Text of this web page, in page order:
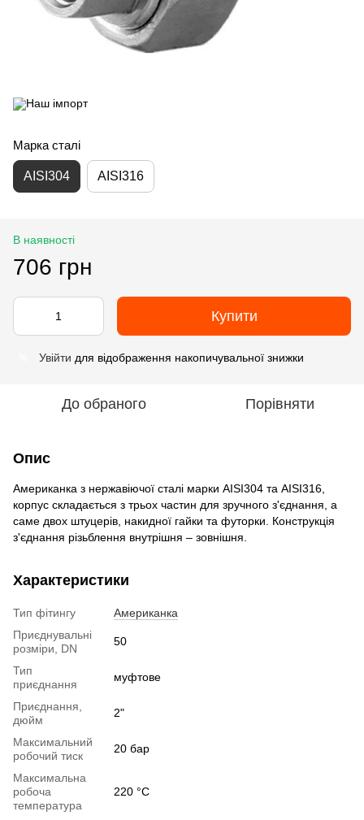
Марка сталі
AISI304 AISI316
В наявності
706 грн
Купити
Увійти для відображення накопичувальної знижки
До обраного Порівняти
Опис
Американка з нержавіючої сталі марки AISI304 та AISI316,
корпус складається з трьох частин для зручного з'єднання, а
саме двох штуцерів, накидної гайки та футорки. Конструкція
з'єднання різьблення внутрішня – зовнішня.
Характеристики
Тип фітингу
Американка
Приєднувальні
розміри, DN
50
Тип
приєднання
муфтове
Приєднання,
дюйм
2"
Максимальний
робочий тиск
20 бар
Максимальна
робоча
температура
220 °С